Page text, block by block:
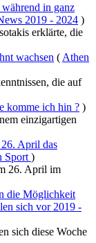
in ganz
2019 - 2024 )
erklärte, die
wachsen ( Athen
die auf
komme ich hin ? )
einzigartigen
26. April das
Sport )
26. April im
die Möglichkeit
sich vor 2019 -
sich diese Woche